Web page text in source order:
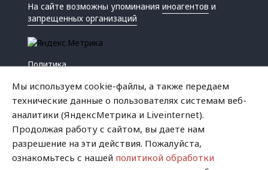
На сайте возможны упоминанияиноагентов и
запрещенных организаций
Политика
Криминал
Мы используем cookie-файлы, а также передаем
технические данные о пользователях системам веб-
аналитики (ЯндексМетрика и Liveinternet).
Продолжая работу с сайтом, вы даете нам
разрешение на эти действия. Пожалуйста,
ознакомьтесь с нашей политикой обработки